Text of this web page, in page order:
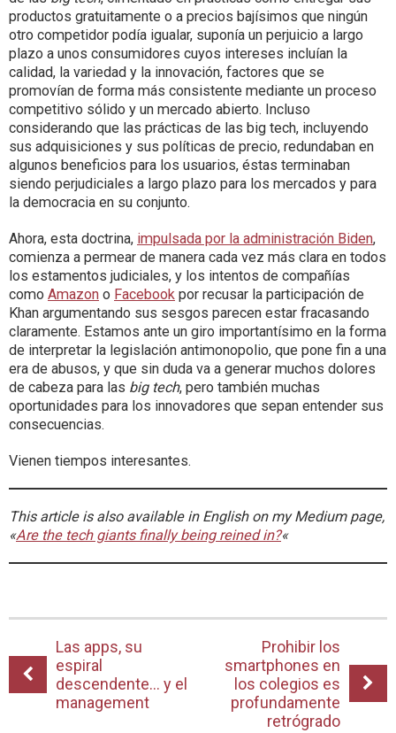
productos gratuitamente o a precios bajísimos que ningún
otro competidor podía igualar, suponía un perjuicio a largo
plazo a unos consumidores cuyos intereses incluían la
calidad, la variedad y la innovación, factores que se
promovían de forma más consistente mediante un proceso
competitivo sólido y un mercado abierto. Incluso
considerando que las prácticas de las big tech, incluyendo
sus adquisiciones y sus políticas de precio, redundaban en
algunos beneficios para los usuarios, éstas terminaban
siendo perjudiciales a largo plazo para los mercados y para
la democracia en su conjunto.
Ahora, esta doctrina, impulsada por la administración Biden,
comienza a permear de manera cada vez más clara en todos
los estamentos judiciales, y los intentos de compañías
como Amazon o Facebook por recusar la participación de
Khan argumentando sus sesgos parecen estar fracasando
claramente. Estamos ante un giro importantísimo en la forma
de interpretar la legislación antimonopolio, que pone fin a una
era de abusos, y que sin duda va a generar muchos dolores
de cabeza para las big tech, pero también muchas
oportunidades para los innovadores que sepan entender sus
consecuencias.
Vienen tiempos interesantes.
This article is also available in English on my Medium page,
«Are the tech giants finally being reined in?«
Las apps, su
espiral
descendente… y el
management
Prohibir los
smartphones en
los colegios es
profundamente
retrógrado